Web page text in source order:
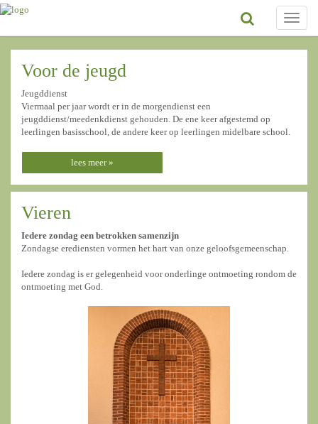
Toggle
Voor de jeugd
Jeugddienst
Viermaal per jaar wordt er in de morgendienst een
jeugddienst/meedenkdienst gehouden. De ene keer afgestemd op
leerlingen basisschool, de andere keer op leerlingen midelbare school.
lees meer »
Vieren
Iedere zondag een betrokken samenzijn
Zondagse erediensten vormen het hart van onze geloofsgemeenschap.
Iedere zondag is er gelegenheid voor onderlinge ontmoeting rondom de
ontmoeting met God.